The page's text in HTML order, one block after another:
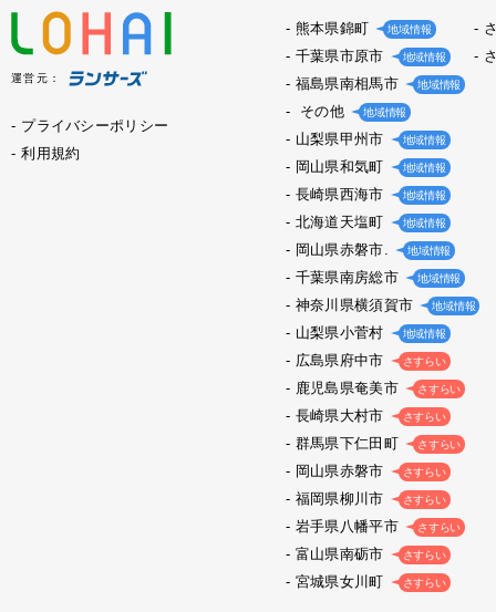
運営元：
プライバシーポリシー
利用規約
熊本県錦町 地域情報
千葉県市原市 地域情報
福島県南相馬市 地域情報
その他 地域情報
山梨県甲州市 地域情報
岡山県和気町 地域情報
長崎県西海市 地域情報
北海道天塩町 地域情報
岡山県赤磐市. 地域情報
千葉県南房総市 地域情報
神奈川県横須賀市 地域情報
山梨県小菅村 地域情報
広島県府中市 さすらい
鹿児島県奄美市 さすらい
長崎県大村市 さすらい
群馬県下仁田町 さすらい
岡山県赤磐市 さすらい
福岡県柳川市 さすらい
岩手県八幡平市 さすらい
富山県南砺市 さすらい
宮城県女川町 さすらい